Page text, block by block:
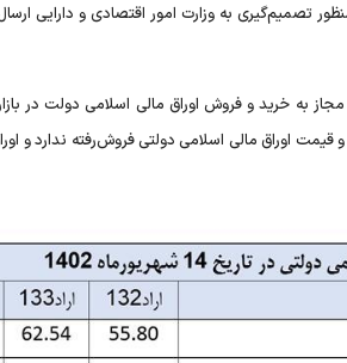
تصمیم‌گیری به وزارت امور اقتصادی و دارایی ارسال
مرکزی بر اساس بند «ع» تبصره (۵) قانون بودجه سال ۱۴۰۲ صرفاً مجاز به خرید و فروش اوراق مالی
اوراق مالی اسلامی دولتی فروش‌رفته ندارد و اوراق